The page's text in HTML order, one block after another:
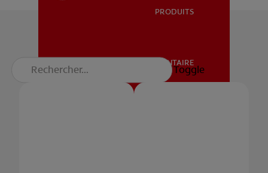
SANTÉ BUCCO-DENTAIRE
PRODUITS
SANTÉ BUCCO-DENTAIRE
Toggle